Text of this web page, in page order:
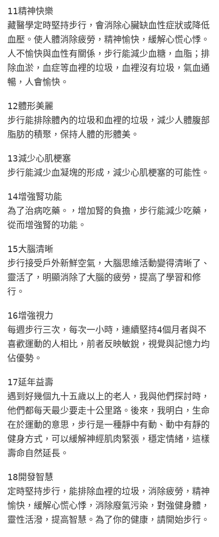
11精神快樂
藏醫學定時堅持步行，會消除心臟缺血性症狀或降低
血壓。使人體消除疲勞，精神愉快，緩解心慌心悸。
人不愉快與血性有關係，步行能減少血糖，血脂；排
除血淤，血症等血裡的垃圾，血裡沒有垃圾，氣血通
暢，人會愉快。​​
12體形美麗
步行能排除體內的垃圾和血裡的垃圾，減少人體腹部
脂肪的積聚，保持人體的形體美。
13減少心肌梗塞
步行能減少血凝塊的形成，減少心肌梗塞的可能性。
14增強腎功能
為了治病吃藥。，增加腎的負擔，步行能減少吃藥，
從而增強腎的功能。
15大腦清晰
步行接受戶外新鮮空氣，大腦思維活動變得清晰了、
靈活了，明顯消除了大腦的疲勞，提高了學習和修
行。​​​
16增強視力
每週步行三次，每次一小時，連續堅持4個月者與不
喜歡運動的人相比，前者反映敏銳，視覺與記憶力均
佔優勢。​​
17延年益壽
遇到好幾個九十五歲以上的老人，我與他們探討時，
他們都每天最少要走十公里路。後來，我明白，生命
在於運動的意思，步行是一種靜中有動、動中有靜的
健身方式，可以緩解神經肌肉緊張，穩定情緒，這樣
壽命自然延長。​​​
18開發智慧
定時堅持步行，能排除血裡的垃圾，消除疲勞，精神
愉快，緩解心慌心悸，消除廢氣污染，對強健身體，
靈性活潑，提高智慧。為了你的健康，請開始步行。